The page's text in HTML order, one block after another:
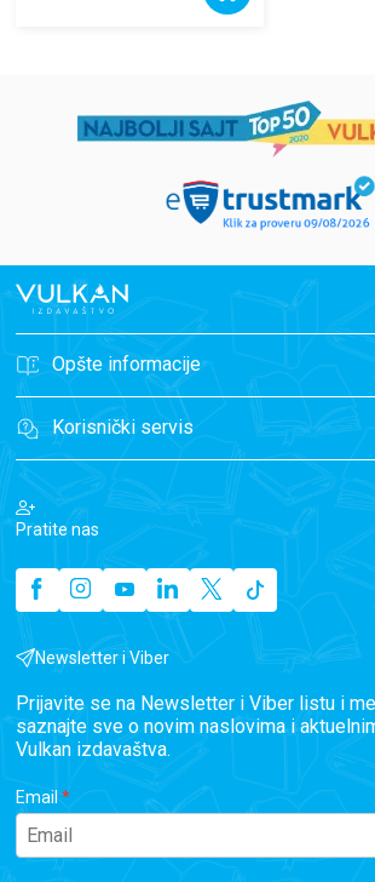
Opšte informacije
Korisnički servis
Pratite nas
Newsletter i Viber
Prijavite se na Newsletter i Viber listu i
saznajte sve o novim naslovima i
Vulkan izdavaštva.
Email